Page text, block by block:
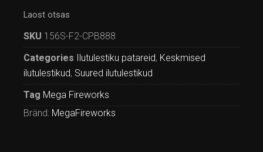
Laost otsas
SKU 156S-F2-CPB888
Categories Ilutulestiku patareid, Keskmised
ilutulestikud, Suured ilutulestikud
Tag Mega Fireworks
Bränd: MegaFireworks